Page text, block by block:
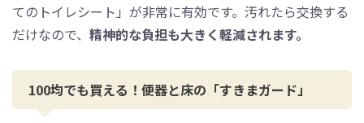
てのトイレシート」が非常に有効です。汚れたら交換する
だけなので、 精神的な負担も大きく軽減されます。
100均でも買える！便器と床の「すきまガード」